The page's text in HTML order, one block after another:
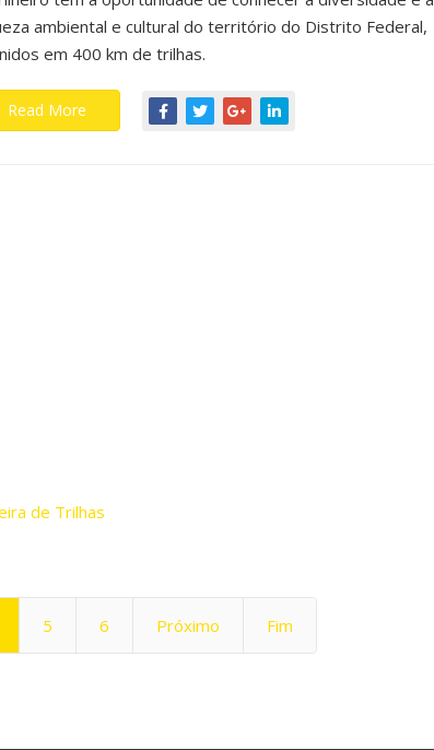
ambiental e cultural do território do Distrito Federal,
em 400 km de trilhas.
Read More
de Trilhas
5 6 Próximo Fim